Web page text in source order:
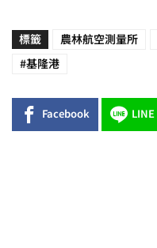
標籤 農林航空測量所
#基隆港
Facebook LINE